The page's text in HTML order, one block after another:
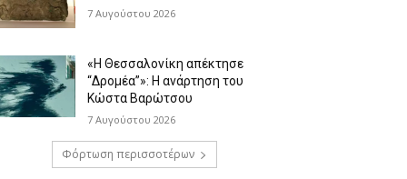
7 Αυγούστου 2026
«Η Θεσσαλονίκη απέκτησε
“Δρομέα”»: Η ανάρτηση του
Κώστα Βαρώτσου
7 Αυγούστου 2026
Φόρτωση περισσοτέρων